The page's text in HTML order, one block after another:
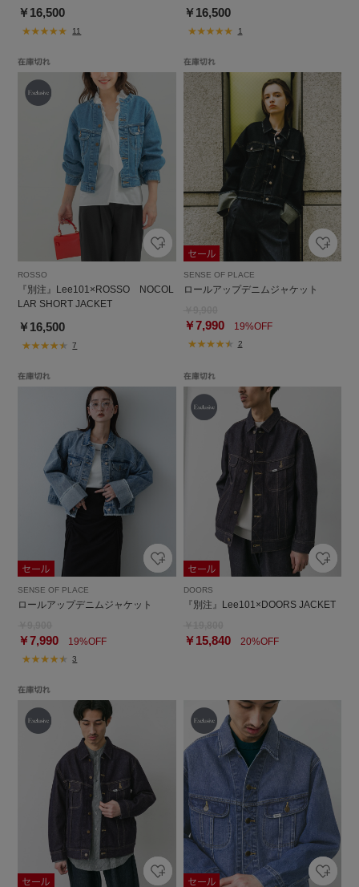
￥16,500
11
￥16,500
1
ROSSO
『別注』Lee101×ROSSO NOCOL
LAR SHORT JACKET
￥16,500
7
SENSE OF PLACE
ロールアップデニムジャケット
￥7,99019%OFF
2
SENSE OF PLACE
ロールアップデニムジャケット
￥7,990 19%OFF
3
DOORS
『別注』Lee101×DOORS JACKET
￥15,84020%OFF